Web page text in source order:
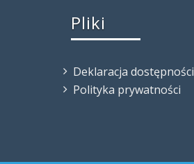
Pliki
Deklaracja dostępności
Polityka prywatności